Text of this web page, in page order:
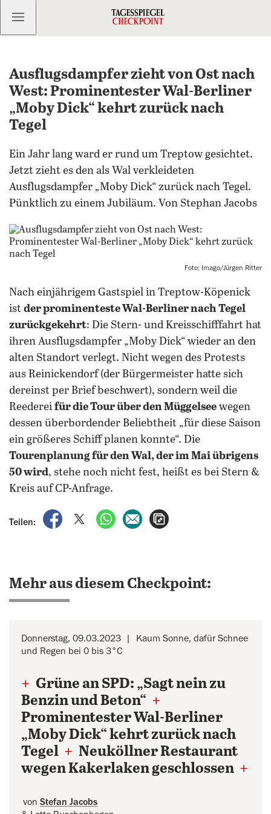
Kostenlos anmelden
Ausflugsdampfer zieht von Ost nach
West: Prominentester Wal-Berliner
„Moby Dick“ kehrt zurück nach
Tegel
Ein Jahr lang ward er rund um Treptow gesichtet.
Jetzt zieht es den als Wal verkleideten
Ausflugsdampfer „Moby Dick“ zurück nach Tegel.
Pünktlich zu einem Jubiläum. Von Stephan Jacobs
Foto: Imago/Jürgen Ritter
Nach einjährigem Gastspiel in Treptow-Köpenick
ist der prominenteste Wal-Berliner nach Tegel
zurückgekehrt: Die Stern- und Kreisschifffahrt hat
ihren Ausflugsdampfer „Moby Dick“ wieder an den
alten Standort verlegt. Nicht wegen des Protests
aus Reinickendorf (der Bürgermeister hatte sich
dereinst per Brief beschwert), sondern weil die
Reederei für die Tour über den Müggelsee wegen
dessen überbordender Beliebtheit „für diese Saison
ein größeres Schiff planen konnte“. Die
Tourenplanung für den Wal, der im Mai übrigens
50 wird, stehe noch nicht fest, heißt es bei Stern &
Kreis auf CP-Anfrage.
Teilen:
auf Facebook teilen
auf X teilenper WhatsApp teilen
per E-Mail teilen
Mehr aus diesem Checkpoint:
Donnerstag, 09.03.2023
Kaum Sonne, dafür Schnee
und Regen bei 0 bis 3°C
+ Grüne an SPD: „Sagt nein zu
Benzin und Beton“ +
Prominentester Wal-Berliner
„Moby Dick“ kehrt zurück nach
Tegel + Neuköllner Restaurant
wegen Kakerlaken geschlossen +
von Stefan Jacobs